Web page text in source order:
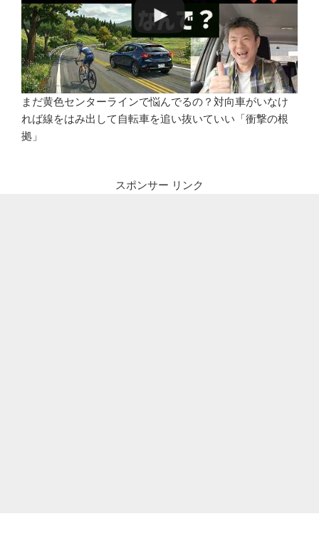
まだ黄色センターラインで悩んでるの？対向車がいなけ
れば線をはみ出して自転車を追い抜いていい「衝撃の根
拠」
スポンサー リンク